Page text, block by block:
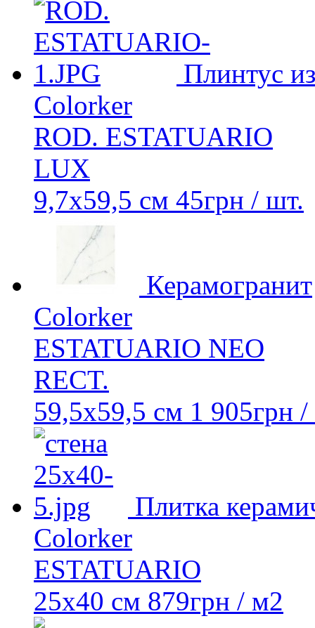
Плинтус
Colorker
ROD. ESTATUARIO
LUX
9,7x59,5 см 45грн / шт.
Керамогранит
Colorker
ESTATUARIO NEO
RECT.
59,5x59,5 см 1 905грн /
Плитка
Colorker
ESTATUARIO
25x40 см 879грн / м2